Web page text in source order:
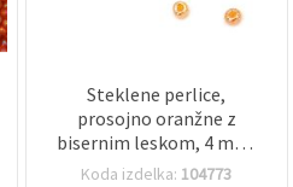
Steklene perlice,
prosojno oranžne z
bisernim leskom, 4 mm,
50 g, za nakit in
Koda izdelka: 104773